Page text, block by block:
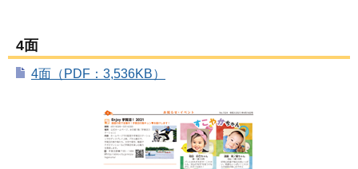
4面
4面（PDF：3,536KB）